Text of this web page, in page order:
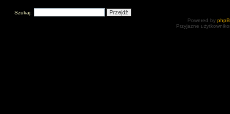
Szukaj:
Powered by
Przyjazne